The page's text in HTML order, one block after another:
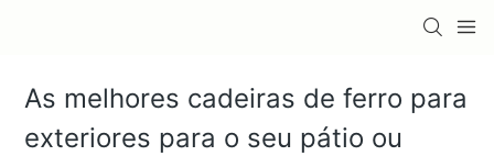
As melhores cadeiras de ferro para
exteriores para o seu pátio ou